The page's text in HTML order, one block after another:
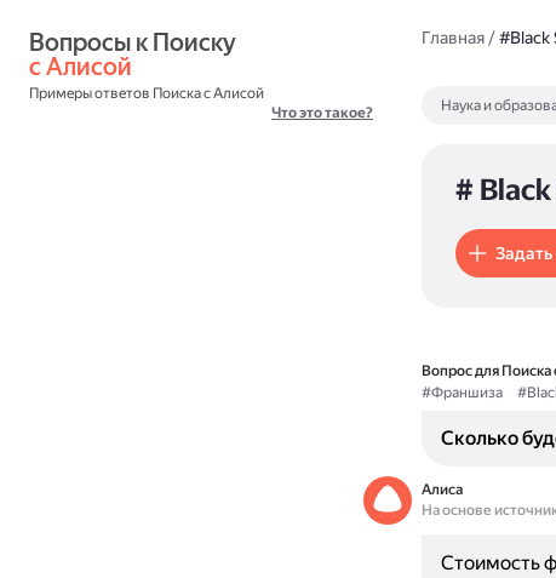
с Алисой
Примеры ответов Поиска с Алисой
Что это такое?
Главная/#Black
Наука и
#
Задать
Вопрос для Поиска
#Франшиза
Сколько
Алиса
На основе
Стоимость